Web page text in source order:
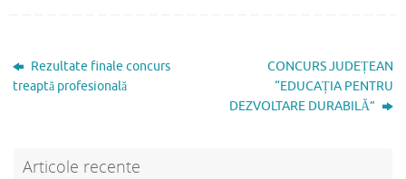
b
o
k
d
o
l je
Rezultate finale concurs
treaptă profesională
CONCURS JUDEȚEAN
“EDUCAȚIA PENTRU
DEZVOLTARE DURABILĂ”
Articole recente